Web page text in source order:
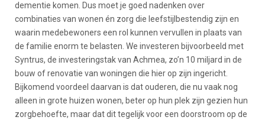
dementie komen. Dus moet je goed nadenken over
combinaties van wonen én zorg die leefstijlbestendig zijn en
waarin medebewoners een rol kunnen vervullen in plaats van
de familie enorm te belasten. We investeren bijvoorbeeld met
Syntrus, de investeringstak van Achmea, zo’n 10 miljard in de
bouw of renovatie van woningen die hier op zijn ingericht.
Bijkomend voordeel daarvan is dat ouderen, die nu vaak nog
alleen in grote huizen wonen, beter op hun plek zijn gezien hun
zorgbehoefte, maar dat dit tegelijk voor een doorstroom op de